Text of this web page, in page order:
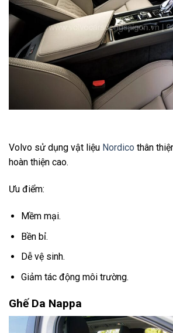
Volvo sử dụng vật liệu Nordico thân
hoàn thiện cao.
Ưu điểm:
Mềm mại.
Bền bỉ.
Dễ vệ sinh.
Giảm tác động môi trường.
Ghế Da Nappa